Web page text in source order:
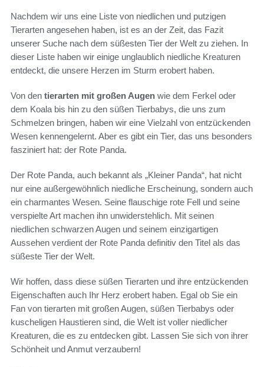
Nachdem wir uns eine Liste von niedlichen und putzigen
Tierarten angesehen haben, ist es an der Zeit, das Fazit
unserer Suche nach dem süßesten Tier der Welt zu ziehen. In
dieser Liste haben wir einige unglaublich niedliche Kreaturen
entdeckt, die unsere Herzen im Sturm erobert haben.
Von den tierarten mit großen Augen wie dem Ferkel oder
dem Koala bis hin zu den süßen Tierbabys, die uns zum
Schmelzen bringen, haben wir eine Vielzahl von entzückenden
Wesen kennengelernt. Aber es gibt ein Tier, das uns besonders
fasziniert hat: der Rote Panda.
Der Rote Panda, auch bekannt als „Kleiner Panda“, hat nicht
nur eine außergewöhnlich niedliche Erscheinung, sondern auch
ein charmantes Wesen. Seine flauschige rote Fell und seine
verspielte Art machen ihn unwiderstehlich. Mit seinen
niedlichen schwarzen Augen und seinem einzigartigen
Aussehen verdient der Rote Panda definitiv den Titel als das
süßeste Tier der Welt.
Wir hoffen, dass diese süßen Tierarten und ihre entzückenden
Eigenschaften auch Ihr Herz erobert haben. Egal ob Sie ein
Fan von tierarten mit großen Augen, süßen Tierbabys oder
kuscheligen Haustieren sind, die Welt ist voller niedlicher
Kreaturen, die es zu entdecken gibt. Lassen Sie sich von ihrer
Schönheit und Anmut verzaubern!